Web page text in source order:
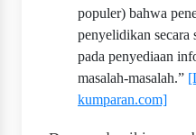
populer) bahwa
penyelidikan secara
pada penyediaan
masalah‐masalah.”
kumparan.com]